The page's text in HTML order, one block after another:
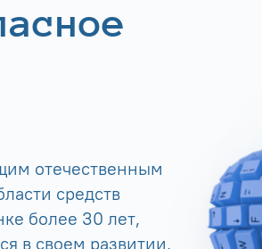
отечественным
средств
более 30 лет,
в своем развитии,